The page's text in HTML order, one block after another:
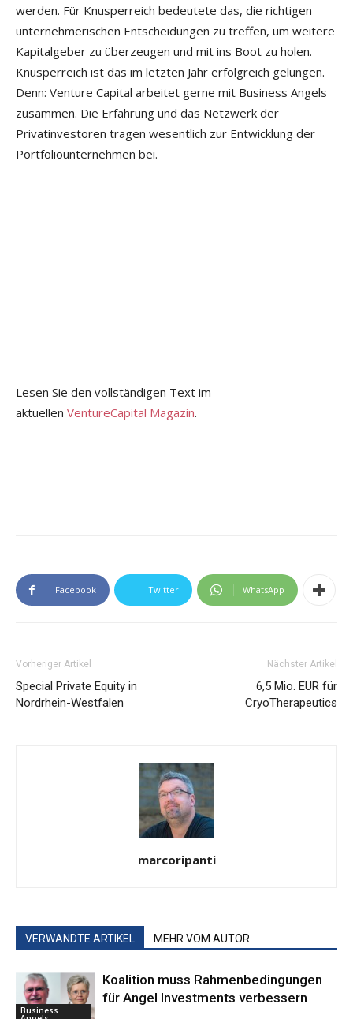
werden. Für Knusperreich bedeutete das, die richtigen
unternehmerischen Entscheidungen zu treffen, um weitere
Kapitalgeber zu überzeugen und mit ins Boot zu holen.
Knusperreich ist das im letzten Jahr erfolgreich gelungen.
Denn: Venture Capital arbeitet gerne mit Business Angels
zusammen. Die Erfahrung und das Netzwerk der
Privatinvestoren tragen wesentlich zur Entwicklung der
Portfoliounternehmen bei.
Lesen Sie den vollständigen Text im
aktuellen VentureCapital Magazin.
Facebook Twitter WhatsApp
Vorheriger Artikel
Special Private Equity in
Nordrhein-Westfalen
Nächster Artikel
6,5 Mio. EUR für
CryoTherapeutics
marcoripanti
VERWANDTE ARTIKEL MEHR VOM AUTOR
Business
Koalition muss Rahmenbedingungen
für Angel Investments verbessern